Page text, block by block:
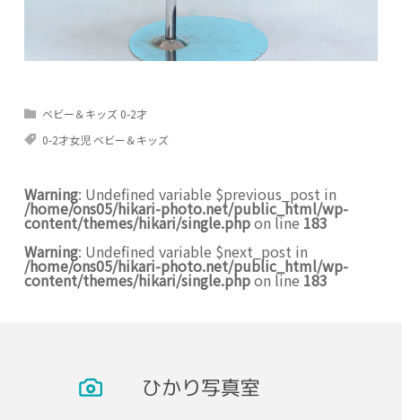
ベビー＆キッズ 0-2才
0-2才女児 ベビー＆キッズ
Warning: Undefined variable $previous_post in
/home/ons05/hikari-photo.net/public_html/wp-
content/themes/hikari/single.phpon line 183
Warning: Undefined variable $next_post in
/home/ons05/hikari-photo.net/public_html/wp-
content/themes/hikari/single.phpon line 183
ひかり写真室